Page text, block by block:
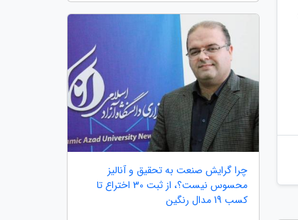
چرا گرایش صنعت به تحقیق و آنالیز
محسوس نیست؟، از ثبت 30 اختراع تا
کسب 19 مدال رنگین